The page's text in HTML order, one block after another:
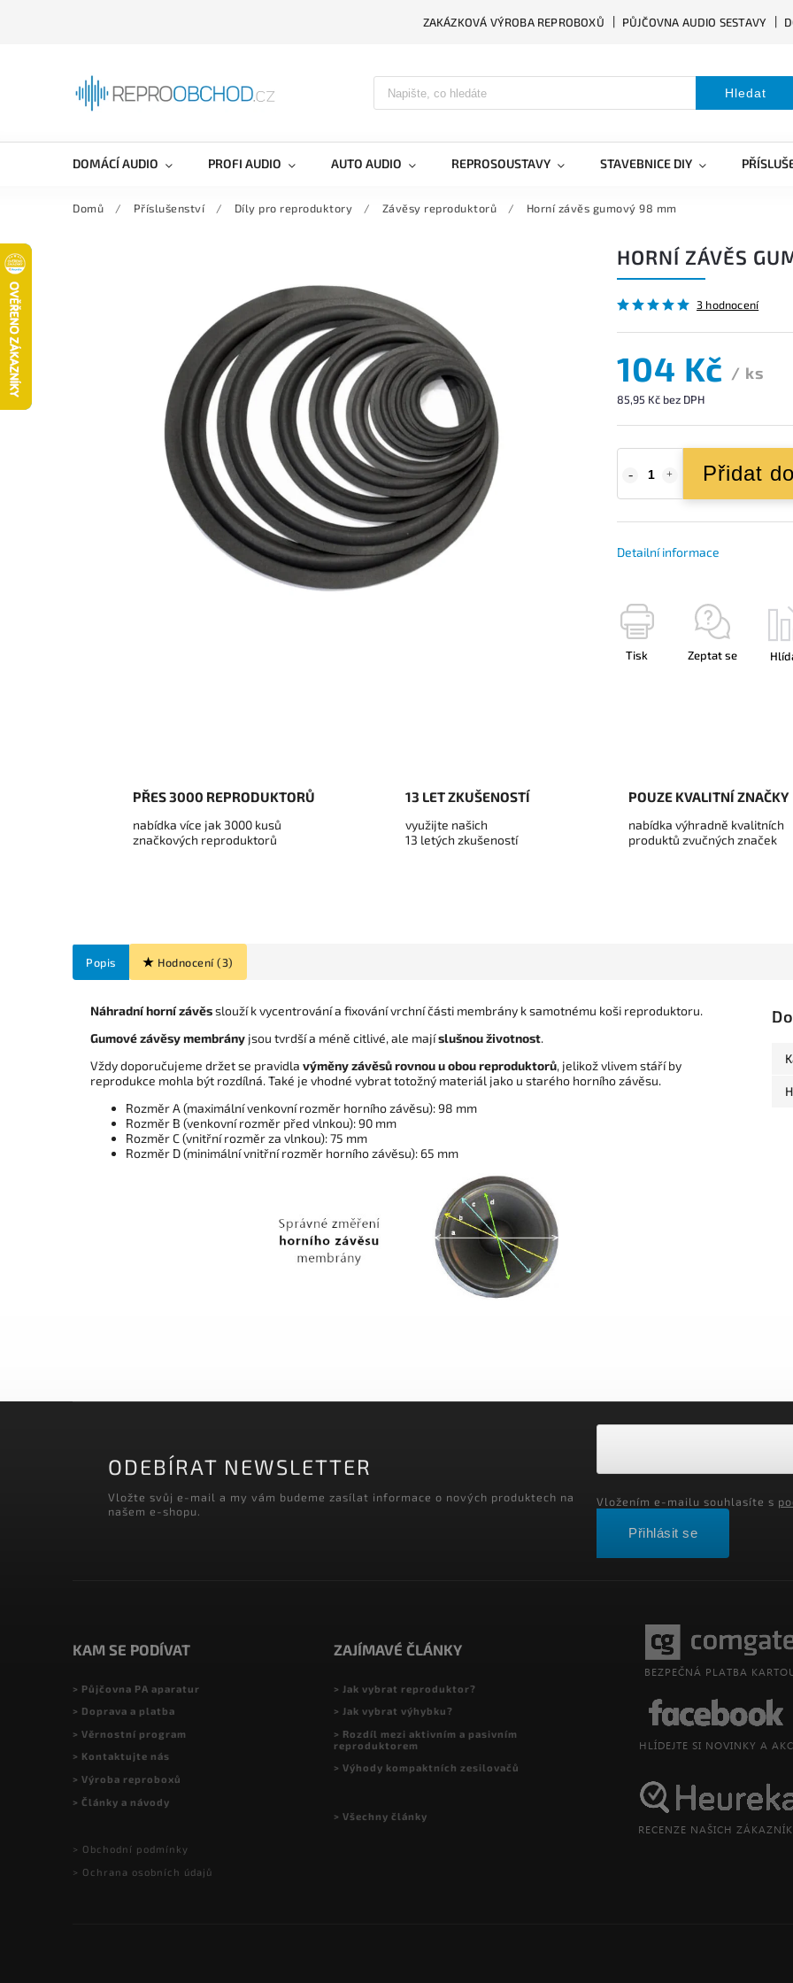
ZAKÁZKOVÁ VÝROBA REPROBOXŮ PŮJČOVNA AUDIO SESTAVY
Hledat
DOMÁCÍ AUDIO PROFI AUDIO AUTO AUDIO REPROSOUSTAVY STAVEBNICE DIY
Domů / Příslušenství / Díly pro reproduktory / Závěsy reproduktorů / Horní závěs gumový 98 mm
HORNÍ ZÁVĚS
3 hodnocení
104 Kč / ks
85,95 Kč bez DPH
Přidat
Detailní informace
Tisk Zeptat se
PŘES 3000 REPRODUKTORŮ
nabídka více jak 3000 kusů
značkových reproduktorů
13 LET ZKUŠENOSTÍ
využijte našich
13 letých zkušeností
POUZE KVALITNÍ ZNAČKY
nabídka výhradně kvalitních
produktů zvučných značek
Popis Hodnocení (3)
Náhradní horní závěsslouží k vycentrování a fixování vrchní části membrány k samotnému koši reproduktoru.
Gumové závěsy membrány jsou tvrdší a méně citlivé, ale majíslušnou životnost.
Vždy doporučujeme držet se pravidla výměny závěsů rovnou u obou reproduktorů, jelikož vlivem stáří by
reprodukce mohla být rozdílná. Také je vhodné vybrat totožný materiál jako u starého horního závěsu.
Rozměr A (maximální venkovní rozměr horního závěsu): 98 mm
Rozměr B (venkovní rozměr před vlnkou): 90 mm
Rozměr C (vnitřní rozměr za vlnkou): 75 mm
Rozměr D (minimální vnitřní rozměr horního závěsu): 65 mm
ODEBÍRAT NEWSLETTER
Vložte svůj e-mail a my vám budeme zasílat informace o nových produktech na
našem e-shopu.
Vložením e-mailu souhlasíte s
Přihlásit se
KAM SE PODÍVAT
> Půjčovna PA aparatur
> Doprava a platba
> Věrnostní program
> Kontaktujte nás
> Výroba reproboxů
> Články a návody
> Obchodní podmínky
> Ochrana osobních údajů
ZAJÍMAVÉ ČLÁNKY
> Jak vybrat reproduktor?
> Jak vybrat výhybku?
> Rozdíl mezi aktivním a pasivním
reproduktorem
> Výhody kompaktních zesilovačů
> Všechny články